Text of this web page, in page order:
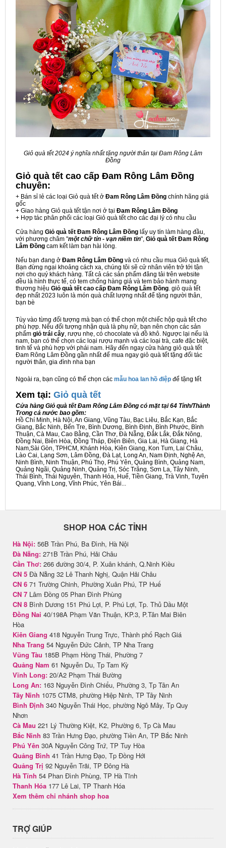
Giỏ quà tết 2024 ý nghĩa nhất tặng người thân tại Đam Rông Lâm
Đồng
Giỏ quà tết cao cấp Đam Rông Lâm Đồng
chuyên:
+ Bán sỉ lẻ các loại Giỏ quà tết ở Đam Rông Lâm Đồng chính hãng giá
gốc
+ Giao hàng Giỏ quà tết tận nơi ở tại Đam Rông Lâm Đồng
+ Hợp tác phân phối các loại Giỏ quà tết cho các đại lý có nhu cầu
Cửa hàng Giỏ quà tết Đam Rông Lâm Đồng lấy uy tín làm hàng đầu,
với phương châm "một chữ tín - vạn niềm tin", Giỏ quà tết Đam Rông
Lâm Đồng cam kết làm bạn hài lòng.
Nếu bạn đang ở Đam Rông Lâm Đồng và có nhu cầu mua Giỏ quà tết,
Bạn đừng ngại khoảng cách xa, chúng tôi sẽ cử nhân viên trở tới tận
nơi cho quý khách hàng. Tất cả các sản phẩm đăng tải trên website
đều là hình thực tế, có tem chống hàng giả và tem bảo hành mang
thương hiệu Giỏ quà tết cao cấp Đam Rông Lâm Đồng. giỏ quà tết
đẹp nhất 2023 luôn là món quà chất lượng nhất để tặng người thân,
bạn bè
Tùy vào từng đối tượng mà bạn có thể chọn một chiếc hộp quà tết cho
phù hợp. Nếu đối tượng nhận quà là phụ nữ, bạn nên chọn các sản
phẩm giỏ trái cây, rượu nhẹ, có chocolate và đồ khô. Ngược lại nếu là
nam, bạn có thể chọn các loại rượu mạnh và các loại trà, cafe đặc biệt,
tinh tế và phù hợp với phái nam. Hãy đến ngay cửa hàng giỏ quà tết
Đam Rông Lâm Đồng gần nhất để mua ngay giỏ quà tết tặng đối tác
người thân, gia đình nha bạn
Ngoài ra, bạn cũng có thể chọn các mẫu hoa lan hồ điệp để tặng tết
Xem tại: Giỏ quà tết
Cửa hàng Giỏ quà tết Đam Rông Lâm Đồng có mặt tại 64 Tỉnh/Thành
Trong cả nước bao gồm:
Hồ Chí Minh, Hà Nội, An Giang, Vũng Tàu, Bạc Liêu, Bắc Kạn, Bắc
Giang, Bắc Ninh, Bến Tre, Bình Dương, Bình Định, Bình Phước, Bình
Thuận, Cà Mau, Cao Bằng, Cần Thơ, Đà Nẵng, Đắk Lắk, Đắk Nông,
Đồng Nai, Biên Hòa, Đồng Tháp, Điện Biên, Gia Lai, Hà Giang, Hà
Nam,Sài Gòn, TPHCM, Khánh Hòa, Kiên Giang, Kon Tum, Lai Châu,
Lào Cai, Lạng Sơn, Lâm Đồng, Đà Lạt, Long An, Nam Định, Nghệ An,
Ninh Bình, Ninh Thuận, Phú Thọ, Phú Yên, Quảng Bình, Quảng Nam,
Quảng Ngãi, Quảng Ninh, Quảng Trị, Sóc Trăng, Sơn La, Tây Ninh,
Thái Bình, Thái Nguyên, Thanh Hóa, Huế, Tiền Giang, Trà Vinh, Tuyên
Quang, Vĩnh Long, Vĩnh Phúc, Yên Bái...
SHOP HOA CÁC TỈNH
Hà Nội: 56B Trần Phú, Ba Đình, Hà Nội
Đà Nẵng: 271B Trần Phú, Hải Châu
Cần Thơ: 266 đường 30/4, P. Xuân khánh, Q.Ninh Kiều
CN 5 Đà Nẵng 32 Lê Thanh Nghị, Quận Hải Châu
CN 6 71 Trường Chinh, Phường Xuân Phú, TP Huế
CN 7 Lâm Đồng 05 Phan Đình Phùng
CN 8 Bình Dương 151 Phú Lợi, P. Phú Lợi, Tp. Thủ Dầu Một
Đồng Nai 40/198A Phạm Văn Thuận, KP.3, P.Tân Mai Biên
Hòa
Kiên Giang 418 Nguyễn Trung Trực, Thành phố Rạch Giá
Nha Trang 54 Nguyễn Đức Cảnh, TP Nha Trang
Vũng Tàu 185B Phạm Hồng Thái, Phường 7
Quảng Nam 61 Nguyễn Du, Tp Tam Kỳ
Vĩnh Long: 20/A2 Phạm Thái Bường
Long An: 163 Nguyễn Đình Chiểu, Phường 3, Tp Tân An
Tây Ninh 1075 CTM8, phường Hiệp Ninh, TP Tây Ninh
Bình Định 340 Nguyễn Thái Học, phường Ngô Mây, Tp Quy
Nhơn
Cà Mau 221 Lý Thường Kiệt, K2, Phường 6, Tp Cà Mau
Bắc Ninh 83 Trần Hưng Đạo, phường Tiền An, TP Bắc Ninh
Phú Yên 30A Nguyễn Công Trứ, TP Tuy Hòa
Quảng Bình 41 Trần Hưng Đạo, Tp Đồng Hới
Quảng Trị 92 Nguyễn Trãi, TP Đông Hà
Hà Tĩnh 54 Phan Đình Phùng, TP Hà Tĩnh
Thanh Hóa 177 Lê Lai, TP Thanh Hóa
Xem thêm chi nhánh shop hoa
TRỢ GIÚP